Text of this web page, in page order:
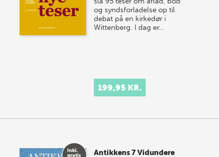
og syndsforladelse op til
debat på en kirkedør i
Wittenberg. I dag er…
199,95 KR.
Antikkens 7 Vidundere